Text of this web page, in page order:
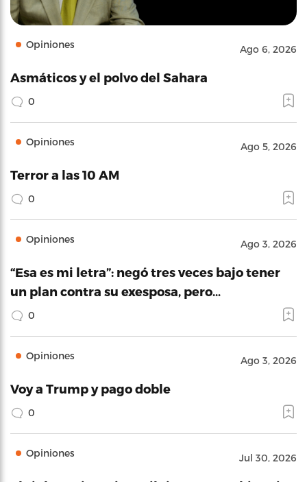
Opiniones Ago 6, 2026
Asmáticos y el polvo del Sahara
0
Opiniones Ago 5, 2026
Terror a las 10 AM
0
Opiniones Ago 3, 2026
“Esa es mi letra”: negó tres veces bajo tener
un plan contra su exesposa, pero…
0
Opiniones Ago 3, 2026
Voy a Trump y pago doble
0
Opiniones Jul 30, 2026